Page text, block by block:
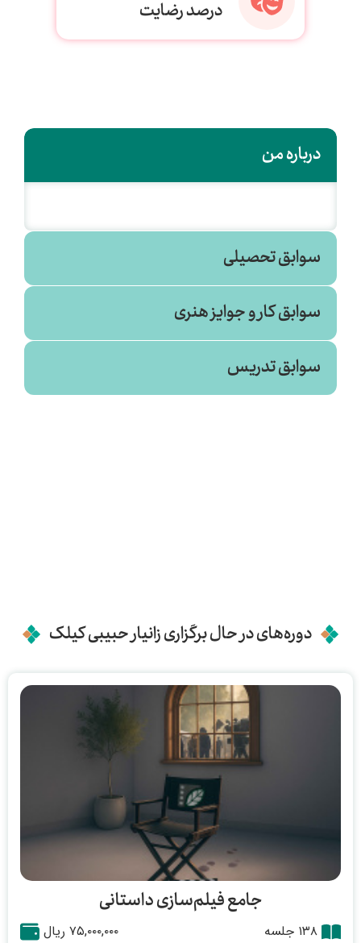
درصد رضایت
درباره من
سوابق تحصیلی
سینما
دانشگاه هنر ایران (۱۳۹۷)
سوابق کار و جوایز هنری
سوابق تدریس
دوره‌های در حال برگزاری زانیار حبیبی کیلک
جامع فیلم‌سازی داستانی
۱۳۸ جلسه
۷۵,۰۰۰,۰۰۰ ریال